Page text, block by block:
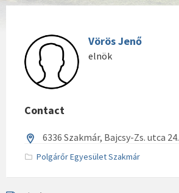
Vörös Jenő
elnök
Contact
6336 Szakmár, Bajcsy-Zs. utca 24.
Polgárőr Egyesület Szakmár